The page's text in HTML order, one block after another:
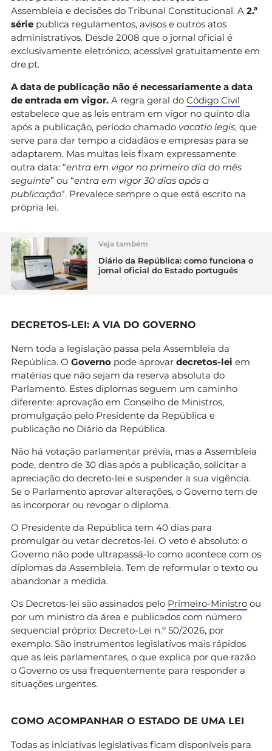
Assembleia e decisões do Tribunal Constitucional. A 2.ª
série publica regulamentos, avisos e outros atos
administrativos. Desde 2008 que o jornal oficial é
exclusivamente eletrónico, acessível gratuitamente em
dre.pt.
A data de publicação não é necessariamente a data
de entrada em vigor. A regra geral do Código Civil
estabelece que as leis entram em vigor no quinto dia
após a publicação, período chamado vacatio legis, que
serve para dar tempo a cidadãos e empresas para se
adaptarem. Mas muitas leis fixam expressamente
outra data: “entra em vigor no primeiro dia do mês
seguinte” ou “entra em vigor 30 dias após a
publicação“. Prevalece sempre o que está escrito na
própria lei.
Veja também
Diário da República: como funciona o
jornal oficial do Estado português
DECRETOS-LEI: A VIA DO GOVERNO
Nem toda a legislação passa pela Assembleia da
República. O Governo pode aprovar decretos-lei em
matérias que não sejam da reserva absoluta do
Parlamento. Estes diplomas seguem um caminho
diferente: aprovação em Conselho de Ministros,
promulgação pelo Presidente da República e
publicação no Diário da República.
Não há votação parlamentar prévia, mas a Assembleia
pode, dentro de 30 dias após a publicação, solicitar a
apreciação do decreto-lei e suspender a sua vigência.
Se o Parlamento aprovar alterações, o Governo tem de
as incorporar ou revogar o diploma.
O Presidente da República tem 40 dias para
promulgar ou vetar decretos-lei. O veto é absoluto: o
Governo não pode ultrapassá-lo como acontece com os
diplomas da Assembleia. Tem de reformular o texto ou
abandonar a medida.
Os Decretos-lei são assinados pelo Primeiro-Ministro ou
por um ministro da área e publicados com número
sequencial próprio: Decreto-Lei n.º 50/2026, por
exemplo. São instrumentos legislativos mais rápidos
que as leis parlamentares, o que explica por que razão
o Governo os usa frequentemente para responder a
situações urgentes.
COMO ACOMPANHAR O ESTADO DE UMA LEI
Todas as iniciativas legislativas ficam disponíveis para